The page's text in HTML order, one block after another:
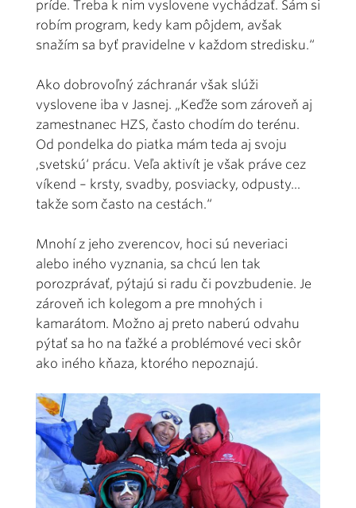
príde. Treba k nim vyslovene vychádzať. Sám si
robím program, kedy kam pôjdem, avšak
snažím sa byť pravidelne v každom stredisku.“
Ako dobrovoľný záchranár však slúži
vyslovene iba v Jasnej. „Keďže som zároveň aj
zamestnanec HZS, často chodím do terénu.
Od pondelka do piatka mám teda aj svoju
‚svetskú‘ prácu. Veľa aktivít je však práve cez
víkend – krsty, svadby, posviacky, odpusty...
takže som často na cestách.“
Mnohí z jeho zverencov, hoci sú neveriaci
alebo iného vyznania, sa chcú len tak
porozprávať, pýtajú si radu či povzbudenie. Je
zároveň ich kolegom a pre mnohých i
kamarátom. Možno aj preto naberú odvahu
pýtať sa ho na ťažké a problémové veci skôr
ako iného kňaza, ktorého nepoznajú.